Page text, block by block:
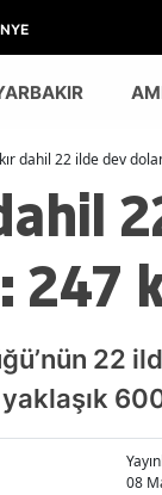
dahil 22 ilde dev
247
22
08